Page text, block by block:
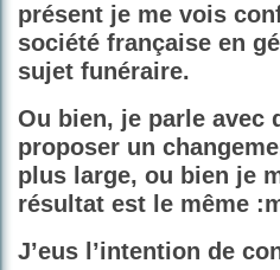
présent je me vois
société française en
sujet funéraire.
Ou bien, je parle avec
proposer un
plus large, ou bien je
résultat est le même
J’eus l’intention de